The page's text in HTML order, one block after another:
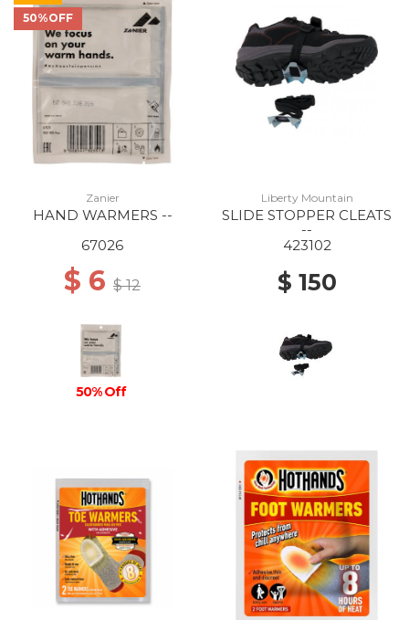
50%OFF
Zanier
HAND WARMERS --
67026
$ 6 $ 12
50% Off
Liberty Mountain
SLIDE STOPPER CLEATS
--
423102
$ 150